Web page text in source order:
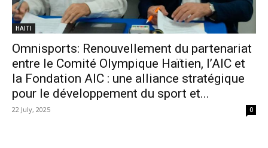
HAITI
Omnisports: Renouvellement du partenariat
entre le Comité Olympique Haïtien, l’AIC et
la Fondation AIC : une alliance stratégique
pour le développement du sport et...
22 July, 2025 0